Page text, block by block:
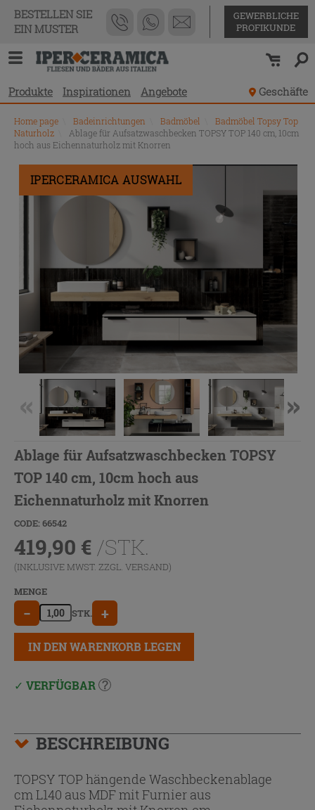
BESTELLEN SIE
EIN MUSTER
GEWERBLICHE
PROFIKUNDE
Produkte Inspirationen Angebote Geschäfte
Home page Badeinrichtungen Badmöbel
Badmöbel Topsy Top
Naturholz
Ablage für Aufsatzwaschbecken TOPSY TOP 140 cm, 10cm
hoch aus Eichennaturholz mit Knorren
IPERCERAMICA AUSWAHL
Ablage für Aufsatzwaschbecken TOPSY
TOP 140 cm, 10cm hoch aus
Eichennaturholz mit Knorren
CODE: 66542
419,90 € /STK.
(INKLUSIVE MWST. ZZGL. VERSAND)
MENGE
− STK. +
IN DEN WARENKORB LEGEN
VERFÜGBAR
BESCHREIBUNG
TOPSY TOP hängende Waschbeckenablage
cm L140 aus MDF mit Furnier aus